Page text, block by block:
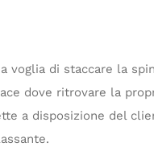
voglia di staccare la
dove ritrovare la
a disposizione del